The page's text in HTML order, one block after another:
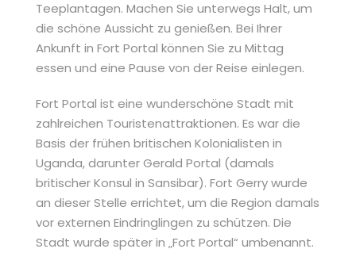
Teeplantagen. Machen Sie unterwegs Halt, um
die schöne Aussicht zu genießen. Bei Ihrer
Ankunft in Fort Portal können Sie zu Mittag
essen und eine Pause von der Reise einlegen.
Fort Portal ist eine wunderschöne Stadt mit
zahlreichen Touristenattraktionen. Es war die
Basis der frühen britischen Kolonialisten in
Uganda, darunter Gerald Portal (damals
britischer Konsul in Sansibar). Fort Gerry wurde
an dieser Stelle errichtet, um die Region damals
vor externen Eindringlingen zu schützen. Die
Stadt wurde später in „Fort Portal“ umbenannt.